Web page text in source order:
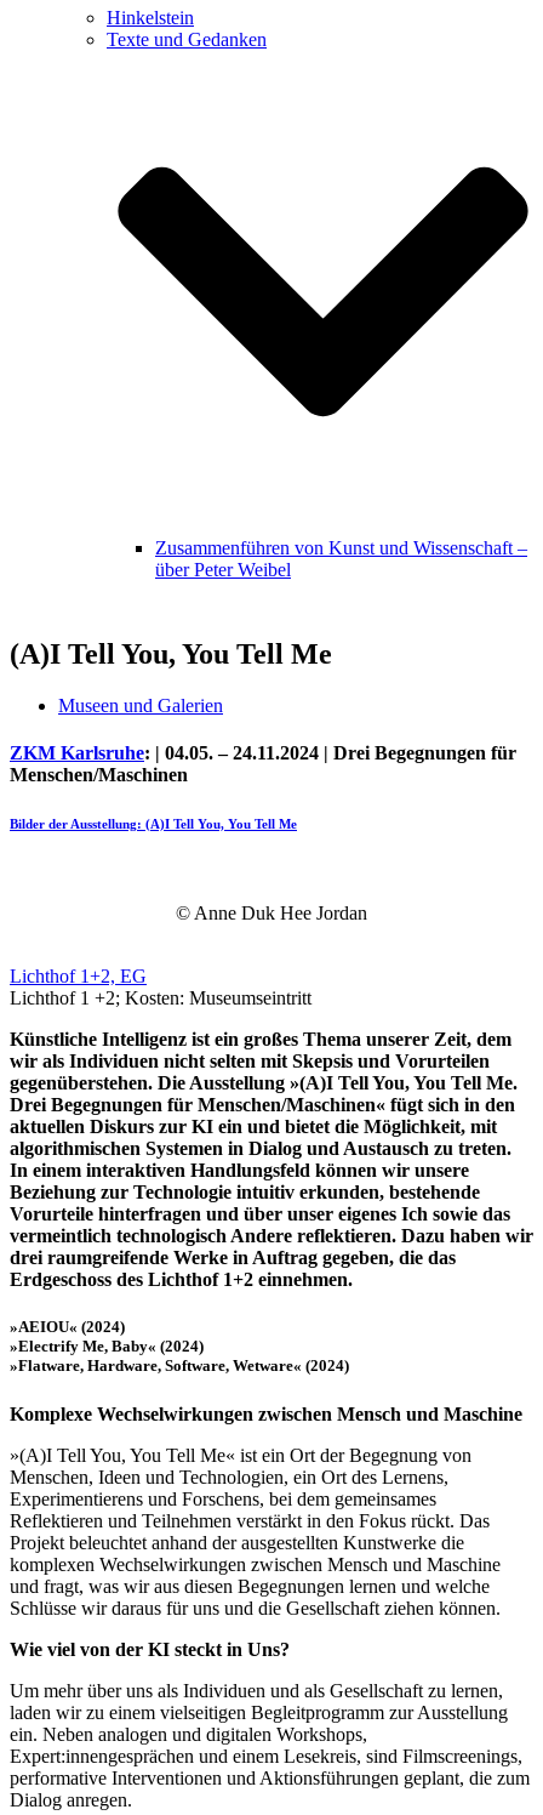
Hinkelstein
Texte und Gedanken
Zusammenführen von Kunst und Wissenschaft –
über Peter Weibel
Buchtipps von Prof. Uli Rothfuss
Harald Schwiers
Buchbesprechungen von Harald Schwiers
Haralds Streifzüge
Hörtipps von Harald Schwiers
Kunstausflüge mit Sigrid Balke
Marc Peschke – Out of The Länd
Buchtipps von Uli Rothfuss
Hausbesuche
(A)I Tell You, You Tell Me
Museen und Galerien
ZKM Karlsruhe: | 04.05. – 24.11.2024 | Drei Begegnungen für
Menschen/Maschinen
Bilder der Ausstellung: (A)I Tell You, You Tell Me
© Anne Duk Hee Jordan
Lichthof 1+2, EG
Lichthof 1 +2; Kosten: Museumseintritt
Künstliche Intelligenz ist ein großes Thema unserer Zeit, dem
wir als Individuen nicht selten mit Skepsis und Vorurteilen
gegenüberstehen. Die Ausstellung »(A)I Tell You, You Tell Me.
Drei Begegnungen für Menschen/Maschinen« fügt sich in den
aktuellen Diskurs zur KI ein und bietet die Möglichkeit, mit
algorithmischen Systemen in Dialog und Austausch zu treten.
In einem interaktiven Handlungsfeld können wir unsere
Beziehung zur Technologie intuitiv erkunden, bestehende
Vorurteile hinterfragen und über unser eigenes Ich sowie das
vermeintlich technologisch Andere reflektieren. Dazu haben wir
drei raumgreifende Werke in Auftrag gegeben, die das
Erdgeschoss des Lichthof 1+2 einnehmen.
»AEIOU« (2024)
»Electrify Me, Baby« (2024)
»Flatware, Hardware, Software, Wetware« (2024)
Komplexe Wechselwirkungen zwischen Mensch und Maschine
»(A)I Tell You, You Tell Me« ist ein Ort der Begegnung von
Menschen, Ideen und Technologien, ein Ort des Lernens,
Experimentierens und Forschens, bei dem gemeinsames
Reflektieren und Teilnehmen verstärkt in den Fokus rückt. Das
Projekt beleuchtet anhand der ausgestellten Kunstwerke die
komplexen Wechselwirkungen zwischen Mensch und Maschine
und fragt, was wir aus diesen Begegnungen lernen und welche
Schlüsse wir daraus für uns und die Gesellschaft ziehen können.
Wie viel von der KI steckt in Uns?
Um mehr über uns als Individuen und als Gesellschaft zu lernen,
laden wir zu einem vielseitigen Begleitprogramm zur Ausstellung
ein. Neben analogen und digitalen Workshops,
Expert:innengesprächen und einem Lesekreis, sind Filmscreenings,
performative Interventionen und Aktionsführungen geplant, die zum
Dialog anregen.